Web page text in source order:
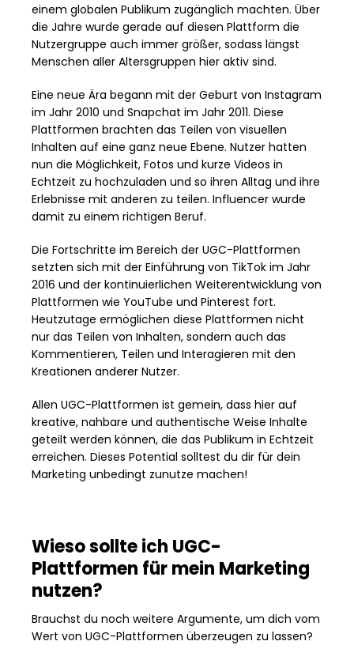
einem globalen Publikum zugänglich machten. Über
die Jahre wurde gerade auf diesen Plattform die
Nutzergruppe auch immer größer, sodass längst
Menschen aller Altersgruppen hier aktiv sind.
Eine neue Ära begann mit der Geburt von Instagram
im Jahr 2010 und Snapchat im Jahr 2011. Diese
Plattformen brachten das Teilen von visuellen
Inhalten auf eine ganz neue Ebene. Nutzer hatten
nun die Möglichkeit, Fotos und kurze Videos in
Echtzeit zu hochzuladen und so ihren Alltag und ihre
Erlebnisse mit anderen zu teilen. Influencer wurde
damit zu einem richtigen Beruf.
Die Fortschritte im Bereich der UGC-Plattformen
setzten sich mit der Einführung von TikTok im Jahr
2016 und der kontinuierlichen Weiterentwicklung von
Plattformen wie YouTube und Pinterest fort.
Heutzutage ermöglichen diese Plattformen nicht
nur das Teilen von Inhalten, sondern auch das
Kommentieren, Teilen und Interagieren mit den
Kreationen anderer Nutzer.
Allen UGC-Plattformen ist gemein, dass hier auf
kreative, nahbare und authentische Weise Inhalte
geteilt werden können, die das Publikum in Echtzeit
erreichen. Dieses Potential solltest du dir für dein
Marketing unbedingt zunutze machen!
Wieso sollte ich UGC-
Plattformen für mein Marketing
nutzen?
Brauchst du noch weitere Argumente, um dich vom
Wert von UGC-Plattformen überzeugen zu lassen?